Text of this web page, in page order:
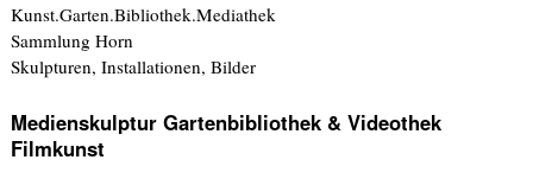
Kunst.Garten.Bibliothek.Mediathek
Sammlung Horn
Skulpturen, Installationen, Bilder
Medienskulptur Gartenbibliothek & Videothek
Filmkunst